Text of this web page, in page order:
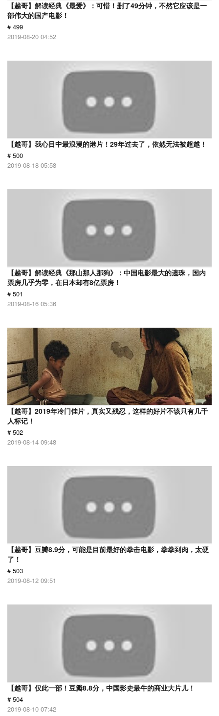
【越哥】解读经典《最爱》：可惜！删了49分钟，不然它应该是一
部伟大的国产电影！
# 499
2019-08-20 04:52
【越哥】我心目中最浪漫的港片！29年过去了，依然无法被超越！
# 500
2019-08-18 05:58
【越哥】解读经典《那山那人那狗》：中国电影最大的遗珠，国内
票房几乎为零，在日本却有8亿票房！
# 501
2019-08-16 05:36
【越哥】2019年冷门佳片，真实又残忍，这样的好片不该只有几千
人标记！
# 502
2019-08-14 09:48
【越哥】豆瓣8.9分，可能是目前最好的拳击电影，拳拳到肉，太硬
了！
# 503
2019-08-12 09:51
【越哥】仅此一部！豆瓣8.8分，中国影史最牛的商业大片儿！
# 504
2019-08-10 07:42